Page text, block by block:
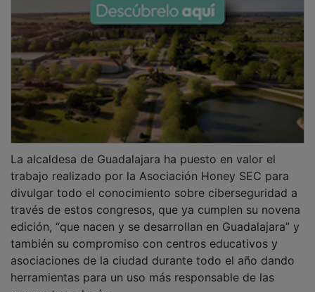
trabajo realizado por la Asociación Honey SEC para
divulgar todo el conocimiento sobre ciberseguridad a
través de estos congresos, que ya cumplen su novena
edición, “que nacen y se desarrollan en Guadalajara” y
también su compromiso con centros educativos y
asociaciones de la ciudad durante todo el año dando
herramientas para un uso más responsable de las
nuevas tecnologías.